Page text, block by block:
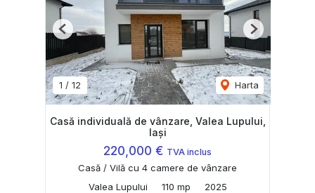
1 / 12 Harta
Previous Next
Casă individuală de vânzare, Valea Lupului,
Iași
220,000 € TVA inclus
Casă / Vilă cu 4 camere de vânzare
Valea Lupului
110 mp 2025